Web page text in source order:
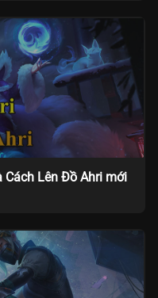
Cách Lên Đồ Ahri mới